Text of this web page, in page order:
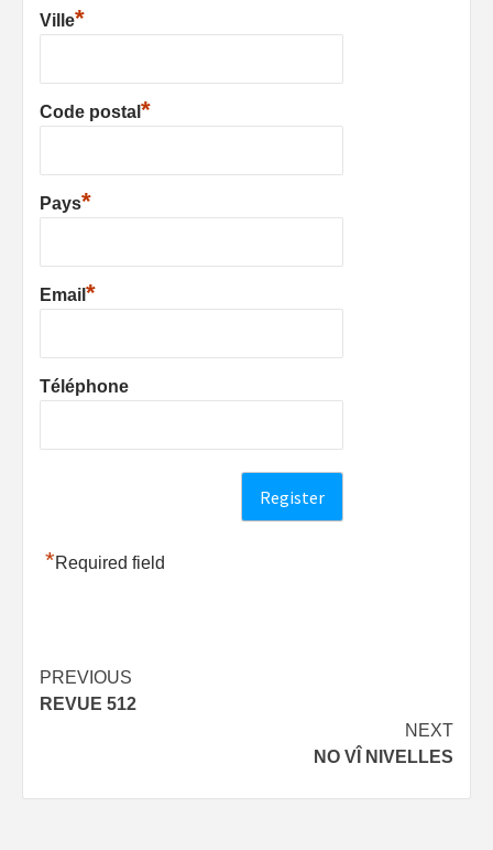
Ville*
Code postal *
Pays*
Email *
Téléphone
*Required field
Post
navigation
PREVIOUS
REVUE 512
NEXT
NO VÎ NIVELLES